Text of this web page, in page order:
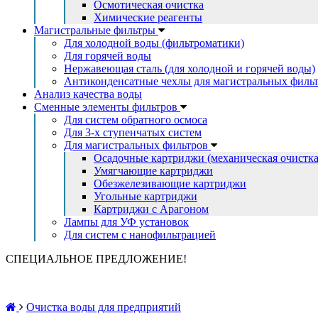
Осмотическая очистка
Химические реагенты
Магистральные фильтры
Для холодной воды (фильтроматики)
Для горячей воды
Нержавеющая сталь (для холодной и горячей воды)
Антиконденсатные чехлы для магистральных
Анализ качества воды
Сменные элементы фильтров
Для систем обратного осмоса
Для 3-х ступенчатых систем
Для магистральных фильтров
Осадочные картриджи (механическая
Умягчающие картриджи
Обезжелезивающие картриджи
Угольные картриджи
Картриджи с Арагоном
Лампы для УФ установок
Для систем с нанофильтрацией
СПЕЦИАЛЬНОЕ ПРЕДЛОЖЕНИЕ!
Очистка воды для предприятий